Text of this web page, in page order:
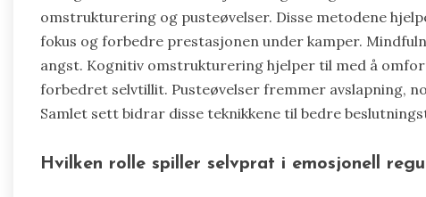
omstrukturering og pusteøvelser. Disse metodene
fokus og forbedre prestasjonen under kamper.
angst. Kognitiv omstrukturering hjelper til med å
forbedret selvtillit. Pusteøvelser fremmer avslapning,
Samlet sett bidrar disse teknikkene til bedre
Hvilken rolle spiller selvprat i emosjonell